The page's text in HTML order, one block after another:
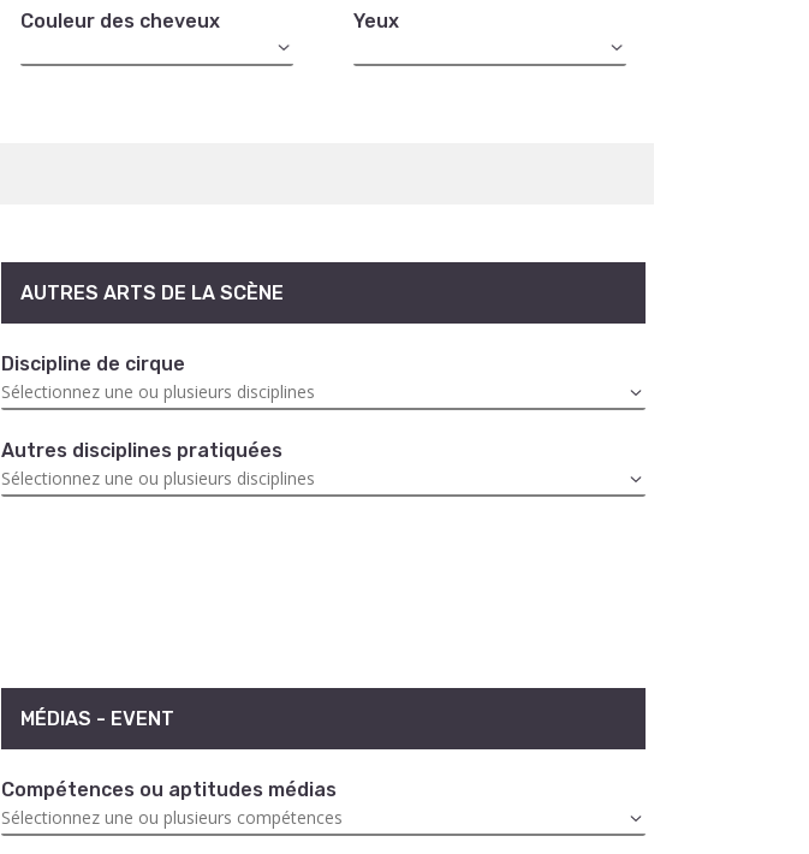
Couleur des cheveux Yeux
AUTRES ARTS DE LA SCÈNE
Discipline de cirque
Autres disciplines pratiquées
MÉDIAS - EVENT
Compétences ou aptitudes médias